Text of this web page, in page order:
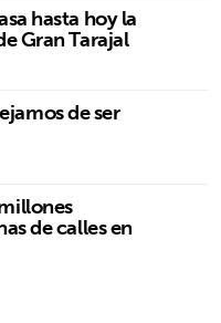
hasta hoy la
Gran Tarajal
de ser
de calles en